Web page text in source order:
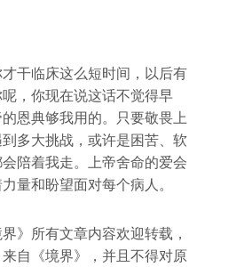
干临床这么短时间，以后有
，你现在说这话不觉得早
恩典够我用的。只要敬畏上
多大挑战，或许是困苦、软
陪着我走。上帝舍命的爱会
量和盼望面对每个病人。
界》所有文章内容欢迎转载，
自《境界》，并且不得对原